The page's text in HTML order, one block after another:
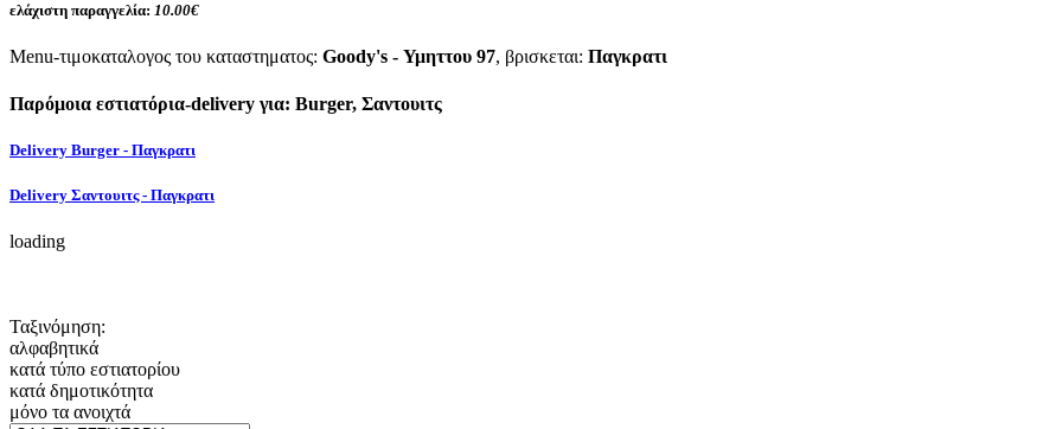
ελάχιστη παραγγελία: 10.00€
Menu-τιμοκαταλογος του καταστηματος: Goody's - Υμηττου 97, βρισκεται: Παγκρατι
Παρόμοια εστιατόρια-delivery για: Burger, Σαντουιτς
Delivery Burger - Παγκρατι
Delivery Σαντουιτς - Παγκρατι
loading
Ταξινόμηση:
αλφαβητικά
κατά τύπο εστιατορίου
κατά δημοτικότητα
μόνο τα ανοιχτά